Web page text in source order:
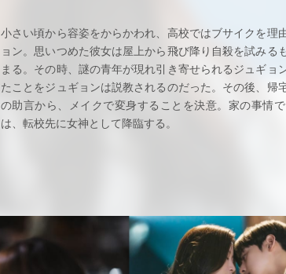
小さい頃から容姿をからかわれ、高校ではブサイクを理
ョン。思いつめた彼女は屋上から飛び降り自殺を試みる
まる。その時、謎の青年が現れ引き寄せられるジュギョ
たことをジュギョンは説教されるのだった。その後、帰
の助言から、メイクで変身することを決意。家の事情
は、転校先に女神として降臨する。